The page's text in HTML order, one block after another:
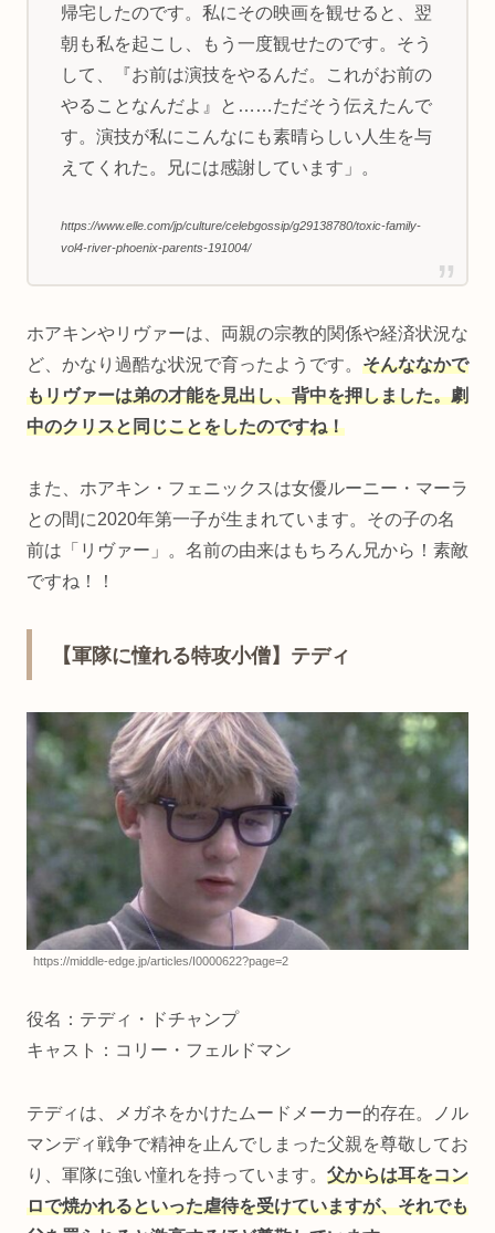
帰宅したのです。私にその映画を観せると、翌
朝も私を起こし、もう一度観せたのです。そう
して、『お前は演技をやるんだ。これがお前の
やることなんだよ』と……ただそう伝えたんで
す。演技が私にこんなにも素晴らしい人生を与
えてくれた。兄には感謝しています」。
https://www.elle.com/jp/culture/celebgossip/g29138780/toxic-family-
vol4-river-phoenix-parents-191004/
ホアキンやリヴァーは、両親の宗教的関係や経済状況な
ど、かなり過酷な状況で育ったようです。 そんななかで
もリヴァーは弟の才能を見出し、背中を押しました。劇
中のクリスと同じことをしたのですね！
また、ホアキン・フェニックスは女優ルーニー・マーラ
との間に2020年第一子が生まれています。その子の名
前は「リヴァー」。名前の由来はもちろん兄から！素敵
ですね！！
【軍隊に憧れる特攻小僧】テディ
https://middle-edge.jp/articles/I0000622?page=2
役名：テディ・ドチャンプ
キャスト：コリー・フェルドマン
テディは、メガネをかけたムードメーカー的存在。ノル
マンディ戦争で精神を止んでしまった父親を尊敬してお
り、軍隊に強い憧れを持っています。 父からは耳をコン
ロで焼かれるといった虐待を受けていますが、それでも